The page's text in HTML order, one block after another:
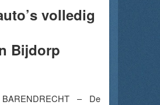
volledig
Bijdorp
BARENDRECHT – De